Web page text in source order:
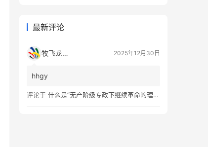
最新评论
牧飞龙ae 2025年12月30日
hhgy
评论于 什么是“无产阶级专政下继续革命的理论”？